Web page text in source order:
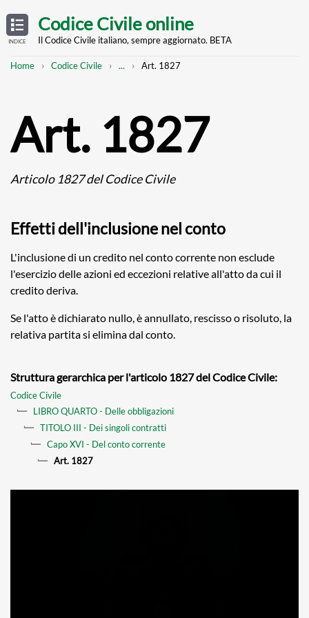
TABLE
OF
CONTENTS
INDICE
main
Codice Civile online
Il Codice Civile italiano, sempre aggiornato. BETA
Breadcrumb
Home Codice Civile
Mostra
... Art. 1827
Art. 1827
Articolo 1827 del Codice Civile
Effetti dell'inclusione nel conto
L'inclusione di un credito nel conto corrente non esclude
l'esercizio delle azioni ed eccezioni relative all'atto da cui il
credito deriva.
Se l'atto è dichiarato nullo, è annullato, rescisso o risoluto, la
relativa partita si elimina dal conto.
Struttura gerarchica per l'articolo 1827 del Codice Civile:
Codice Civile
LIBRO QUARTO - Delle obbligazioni
TITOLO III - Dei singoli contratti
Capo XVI - Del conto corrente
Art. 1827